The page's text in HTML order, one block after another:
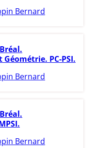
Bernard
PC-PSI.
Bernard
Bernard